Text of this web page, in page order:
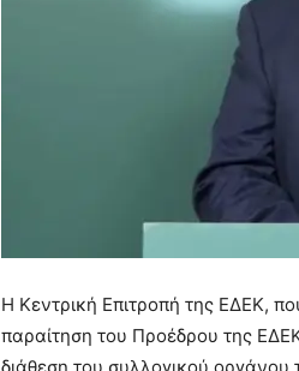
Η Κεντρική Επιτροπή της ΕΔΕΚ,
παραίτηση του Προέδρου της